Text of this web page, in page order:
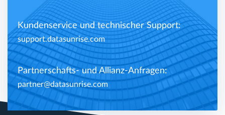
Kundenservice und technischer Support:
support.datasunrise.com
Partnerschafts- und Allianz-Anfragen:
partner@datasunrise.com